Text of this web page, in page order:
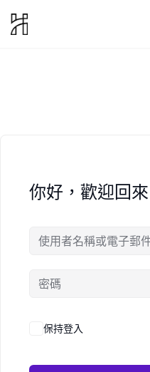
content
你好，歡迎回來
保持登入